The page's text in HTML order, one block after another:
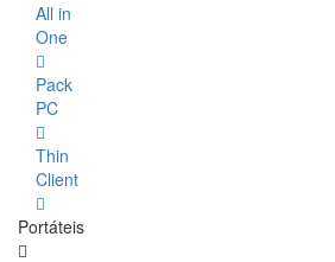
All in
One
Pack
PC
Thin
Client
Portáteis